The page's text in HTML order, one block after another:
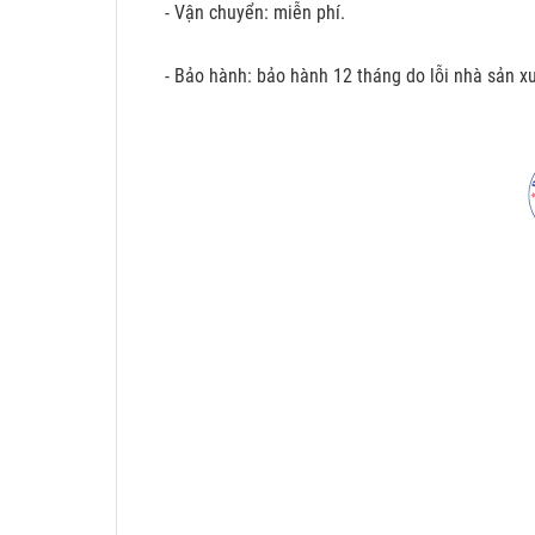
- Vận chuyển: miễn phí.
- Bảo hành: bảo hành 12 tháng do lỗi nhà sản